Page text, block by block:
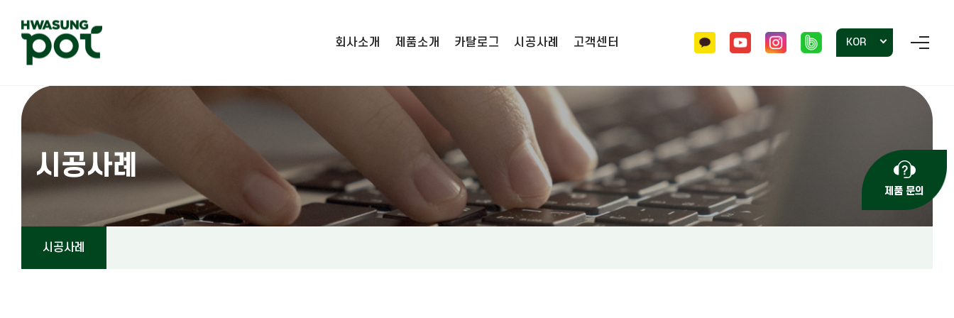
회사소개
연혁 인증현황 오시는길
제품소개
육묘포트 관수자재 멀티박스 수확상자 사각포트 묘목
카탈로그
카탈로그
시공사례
시공사례
고객센터
자주 묻는 질문
KOR
시공사례
시공사례
제품 문의